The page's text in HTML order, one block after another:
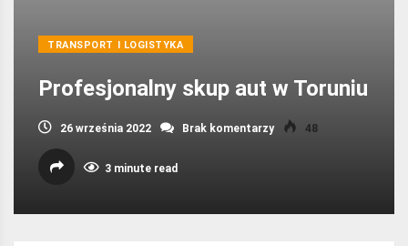
TRANSPORT I LOGISTYKA
Profesjonalny skup aut w Toruniu
26 września 2022 Brak komentarzy 48
3 minute read